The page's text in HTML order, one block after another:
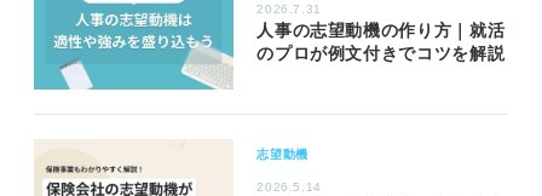
2026.7.31
人事の志望動機の作り方｜就活
のプロが例文付きでコツを解説
志望動機
2026.5.14